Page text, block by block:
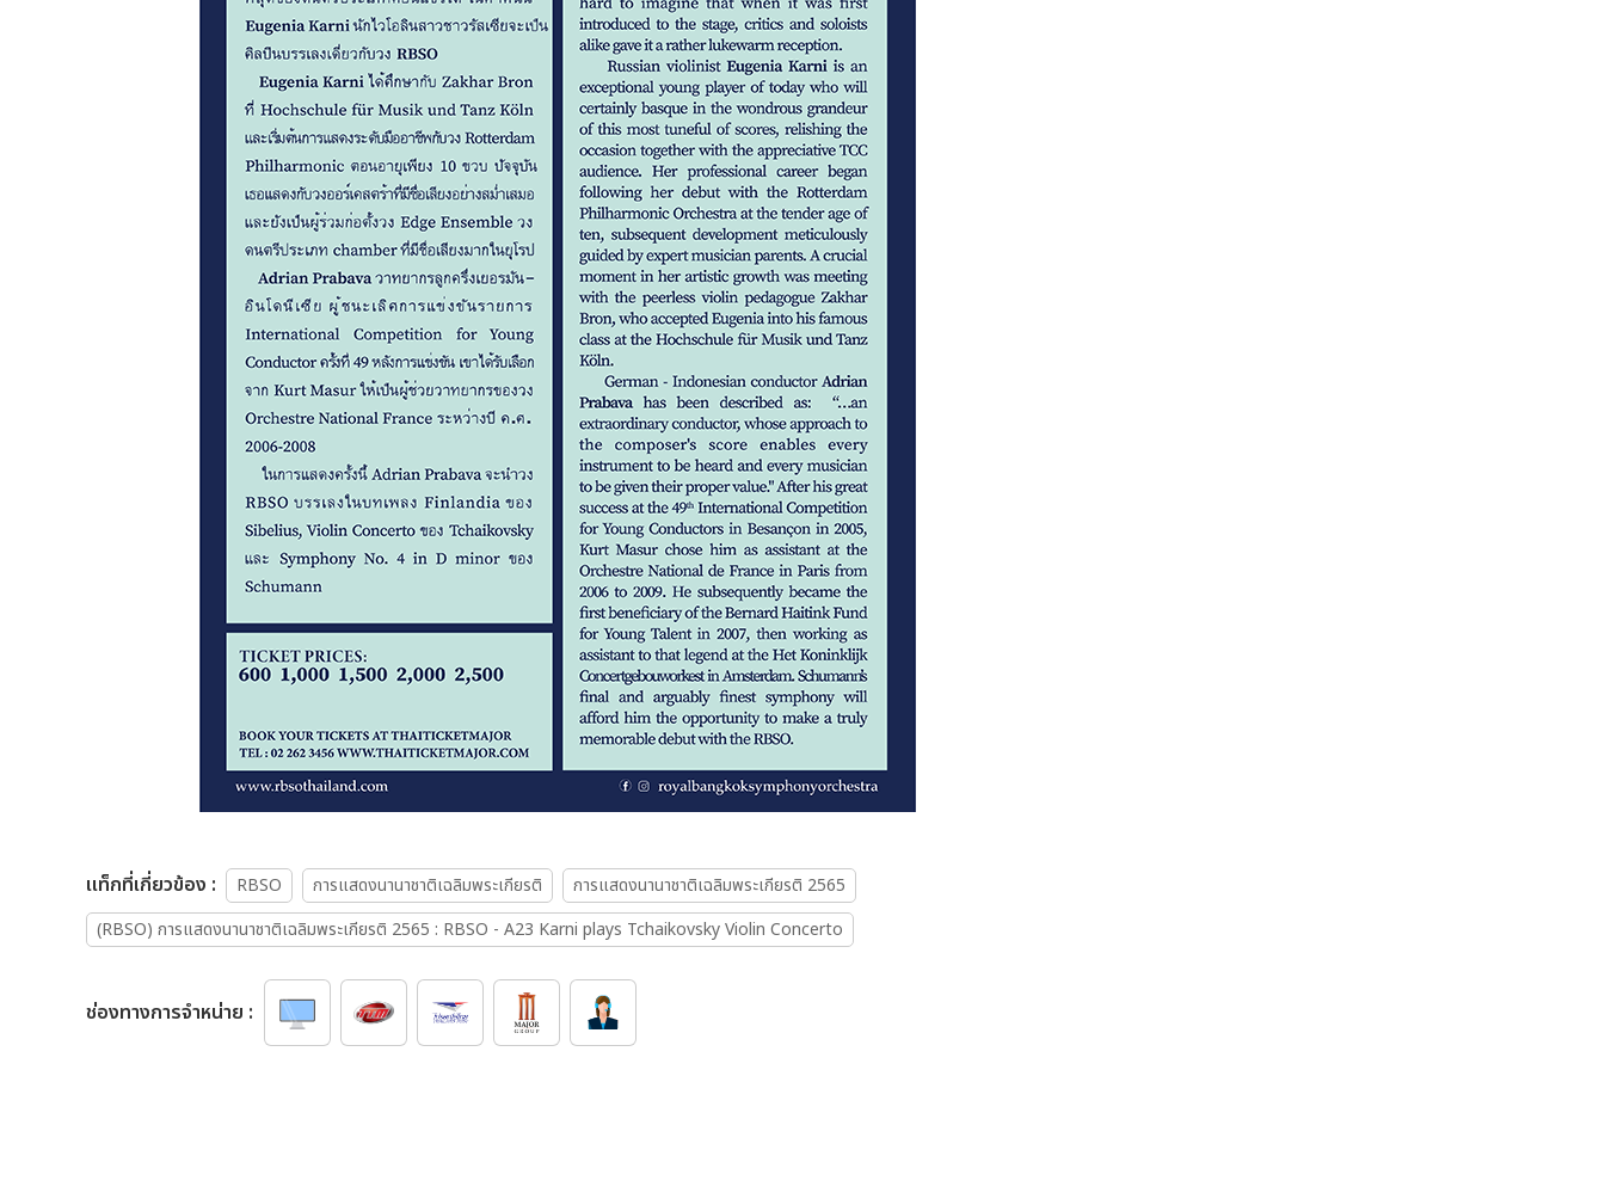
เเท็กที่เกี่ยวข้อง : RBSO การแสดงนานาชาติเฉลิมพระเกียรติ
การแสดงนานาชาติเฉลิมพระเกียรติ 2565
(RBSO) การแสดงนานาชาติเฉลิมพระเกียรติ 2565 : RBSO - A23 Karni plays Tchaikovsky Violin Concerto
ช่องทางการจำหน่าย :